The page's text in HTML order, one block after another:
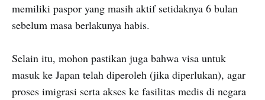
memiliki paspor yang masih aktif setidaknya 6 bulan
sebelum masa berlakunya habis.
Selain itu, mohon pastikan juga bahwa visa untuk
masuk ke Japan telah diperoleh (jika diperlukan), agar
proses imigrasi serta akses ke fasilitas medis di negara